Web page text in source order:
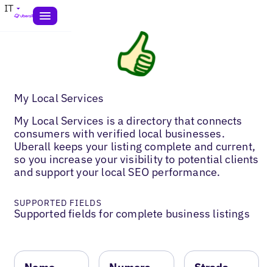
IT
My Local Services
My Local Services is a directory that connects
consumers with verified local businesses.
Uberall keeps your listing complete and current,
so you increase your visibility to potential clients
and support your local SEO performance.
SUPPORTED FIELDS
Supported fields for complete business listings